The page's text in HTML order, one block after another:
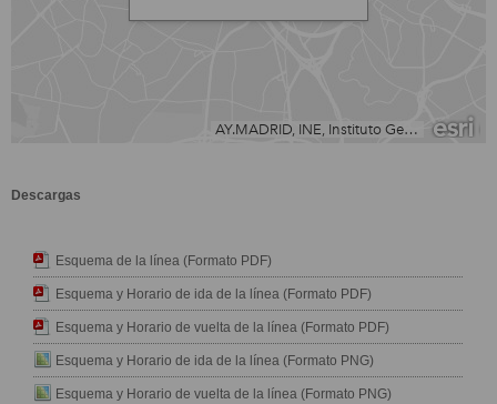
Descargas
Esquema de la línea (Formato PDF)
Esquema y Horario de ida de la línea (Formato PDF)
Esquema y Horario de vuelta de la línea (Formato PDF)
Esquema y Horario de ida de la línea (Formato PNG)
Esquema y Horario de vuelta de la línea (Formato PNG)